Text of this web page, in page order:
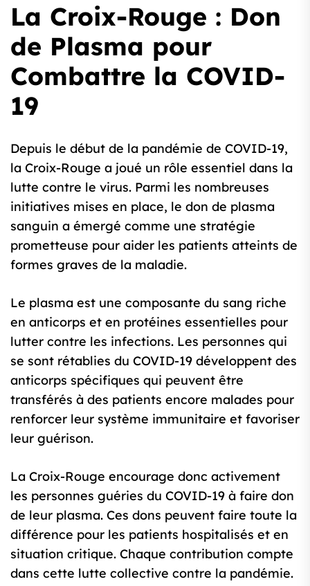
La Croix-Rouge : Don
de Plasma pour
Combattre la COVID-
19
Depuis le début de la pandémie de COVID-19,
la Croix-Rouge a joué un rôle essentiel dans la
lutte contre le virus. Parmi les nombreuses
initiatives mises en place, le don de plasma
sanguin a émergé comme une stratégie
prometteuse pour aider les patients atteints de
formes graves de la maladie.
Le plasma est une composante du sang riche
en anticorps et en protéines essentielles pour
lutter contre les infections. Les personnes qui
se sont rétablies du COVID-19 développent des
anticorps spécifiques qui peuvent être
transférés à des patients encore malades pour
renforcer leur système immunitaire et favoriser
leur guérison.
La Croix-Rouge encourage donc activement
les personnes guéries du COVID-19 à faire don
de leur plasma. Ces dons peuvent faire toute la
différence pour les patients hospitalisés et en
situation critique. Chaque contribution compte
dans cette lutte collective contre la pandémie.